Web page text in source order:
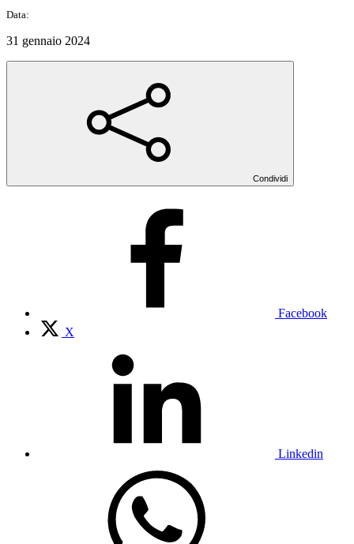
Data:
31 gennaio 2024
Condividi
Facebook
X
Linkedin